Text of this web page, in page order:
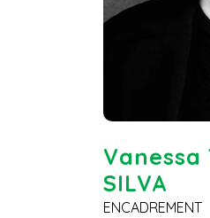
Vanessa
SILVA
ENCADREMENT